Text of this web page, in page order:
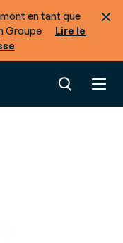
en tant que
Groupe
Lire le